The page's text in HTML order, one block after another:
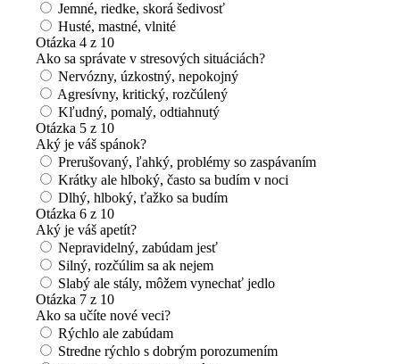
Jemné, riedke, skorá šedivosť
Husté, mastné, vlnité
Otázka 4 z 10
Ako sa správate v stresových situáciách?
Nervózny, úzkostný, nepokojný
Agresívny, kritický, rozčúlený
Kľudný, pomalý, odtiahnutý
Otázka 5 z 10
Aký je váš spánok?
Prerušovaný, ľahký, problémy so zaspávaním
Krátky ale hlboký, často sa budím v noci
Dlhý, hlboký, ťažko sa budím
Otázka 6 z 10
Aký je váš apetít?
Nepravidelný, zabúdam jesť
Silný, rozčúlim sa ak nejem
Slabý ale stály, môžem vynechať jedlo
Otázka 7 z 10
Ako sa učíte nové veci?
Rýchlo ale zabúdam
Stredne rýchlo s dobrým porozumením